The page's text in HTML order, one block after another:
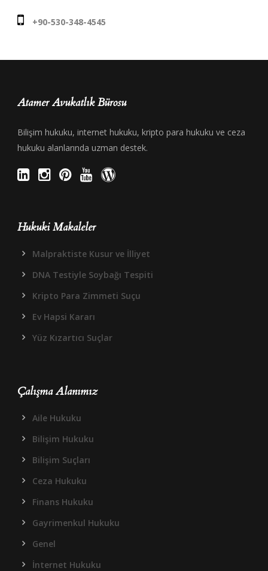
+90-530-348-4545
Atamer Avukatlık Bürosu
Bilişim hukuku, internet hukuku, kripto para hukuku ve ceza
hukuku alanlarında uzman destek.
Hukuki Makaleler
Malpraktiste Kusur ve İlliyet
DNA Testiyle Soybağı Tespiti
Kripto Para Zimmeti Suçu
Ev Hapsi Kararı
Yüz Kızartıcı Suçlar
Çalışma Alanımız
Aile Hukuku
Bilişim Hukuku
Bilişim Suçları
Ceza Hukuku
Finans Hukuku
Gayrimenkul Hukuku
Genel
İnternet Hukuku